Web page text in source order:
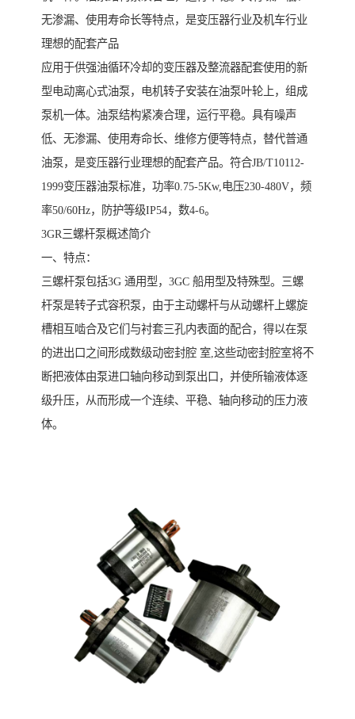
无渗漏、使用寿命长等特点，是变压器行业及机车行业
理想的配套产品
应用于供强油循环冷却的变压器及整流器配套使用的新
型电动离心式油泵，电机转子安装在油泵叶轮上，组成
泵机一体。油泵结构紧凑合理，运行平稳。具有噪声
低、无渗漏、使用寿命长、维修方便等特点，替代普通
油泵，是变压器行业理想的配套产品。符合JB/T10112-
1999变压器油泵标准，功率0.75-5Kw,电压230-480V，频
率50/60Hz，防护等级IP54，数4-6。
3GR三螺杆泵概述简介
一、特点：
三螺杆泵包括3G 通用型，3GC 船用型及特殊型。三螺
杆泵是转子式容积泵，由于主动螺杆与从动螺杆上螺旋
槽相互啮合及它们与衬套三孔内表面的配合，得以在泵
的进出口之间形成数级动密封腔 室,这些动密封腔室将不
断把液体由泵进口轴向移动到泵出口，并使所输液体逐
级升压，从而形成一个连续、平稳、轴向移动的压力液
体。